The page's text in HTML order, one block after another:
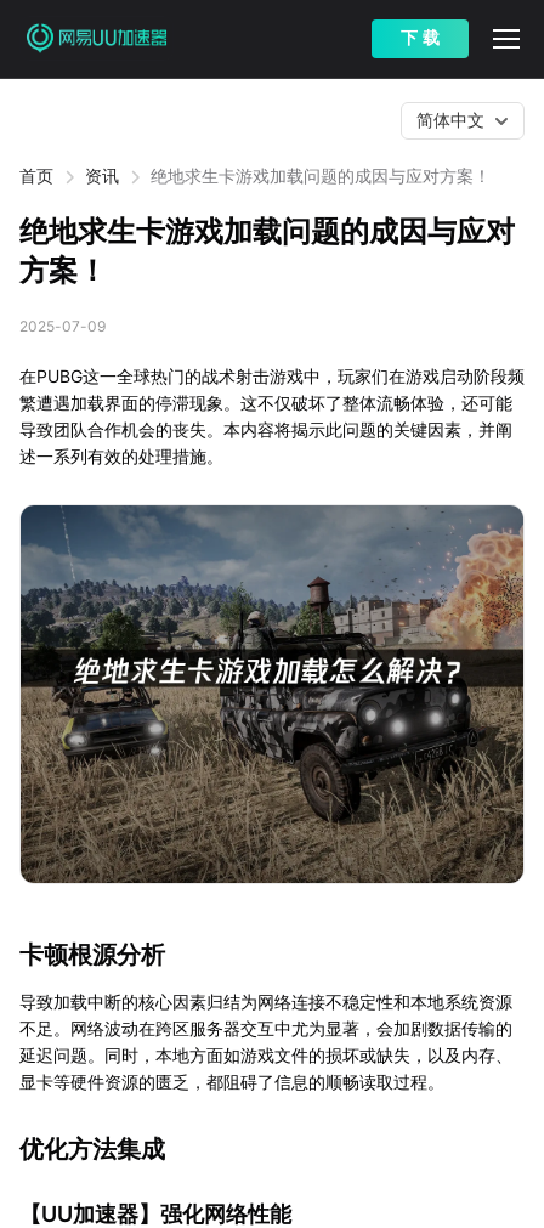
下 载
首页 资讯 绝地求生卡游戏加载问题的成因与应对方案！
简体中文
绝地求生卡游戏加载问题的成因与应对
方案！
2025-07-09
在PUBG这一全球热门的战术射击游戏中，玩家们在游戏启动阶段频
繁遭遇加载界面的停滞现象。这不仅破坏了整体流畅体验，还可能
导致团队合作机会的丧失。本内容将揭示此问题的关键因素，并阐
述一系列有效的处理措施。
卡顿根源分析
导致加载中断的核心因素归结为网络连接不稳定性和本地系统资源
不足。网络波动在跨区服务器交互中尤为显著，会加剧数据传输的
延迟问题。同时，本地方面如游戏文件的损坏或缺失，以及内存、
显卡等硬件资源的匮乏，都阻碍了信息的顺畅读取过程。
优化方法集成
【UU加速器】强化网络性能